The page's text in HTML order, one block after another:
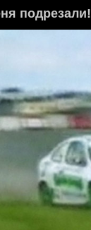
подрезали!